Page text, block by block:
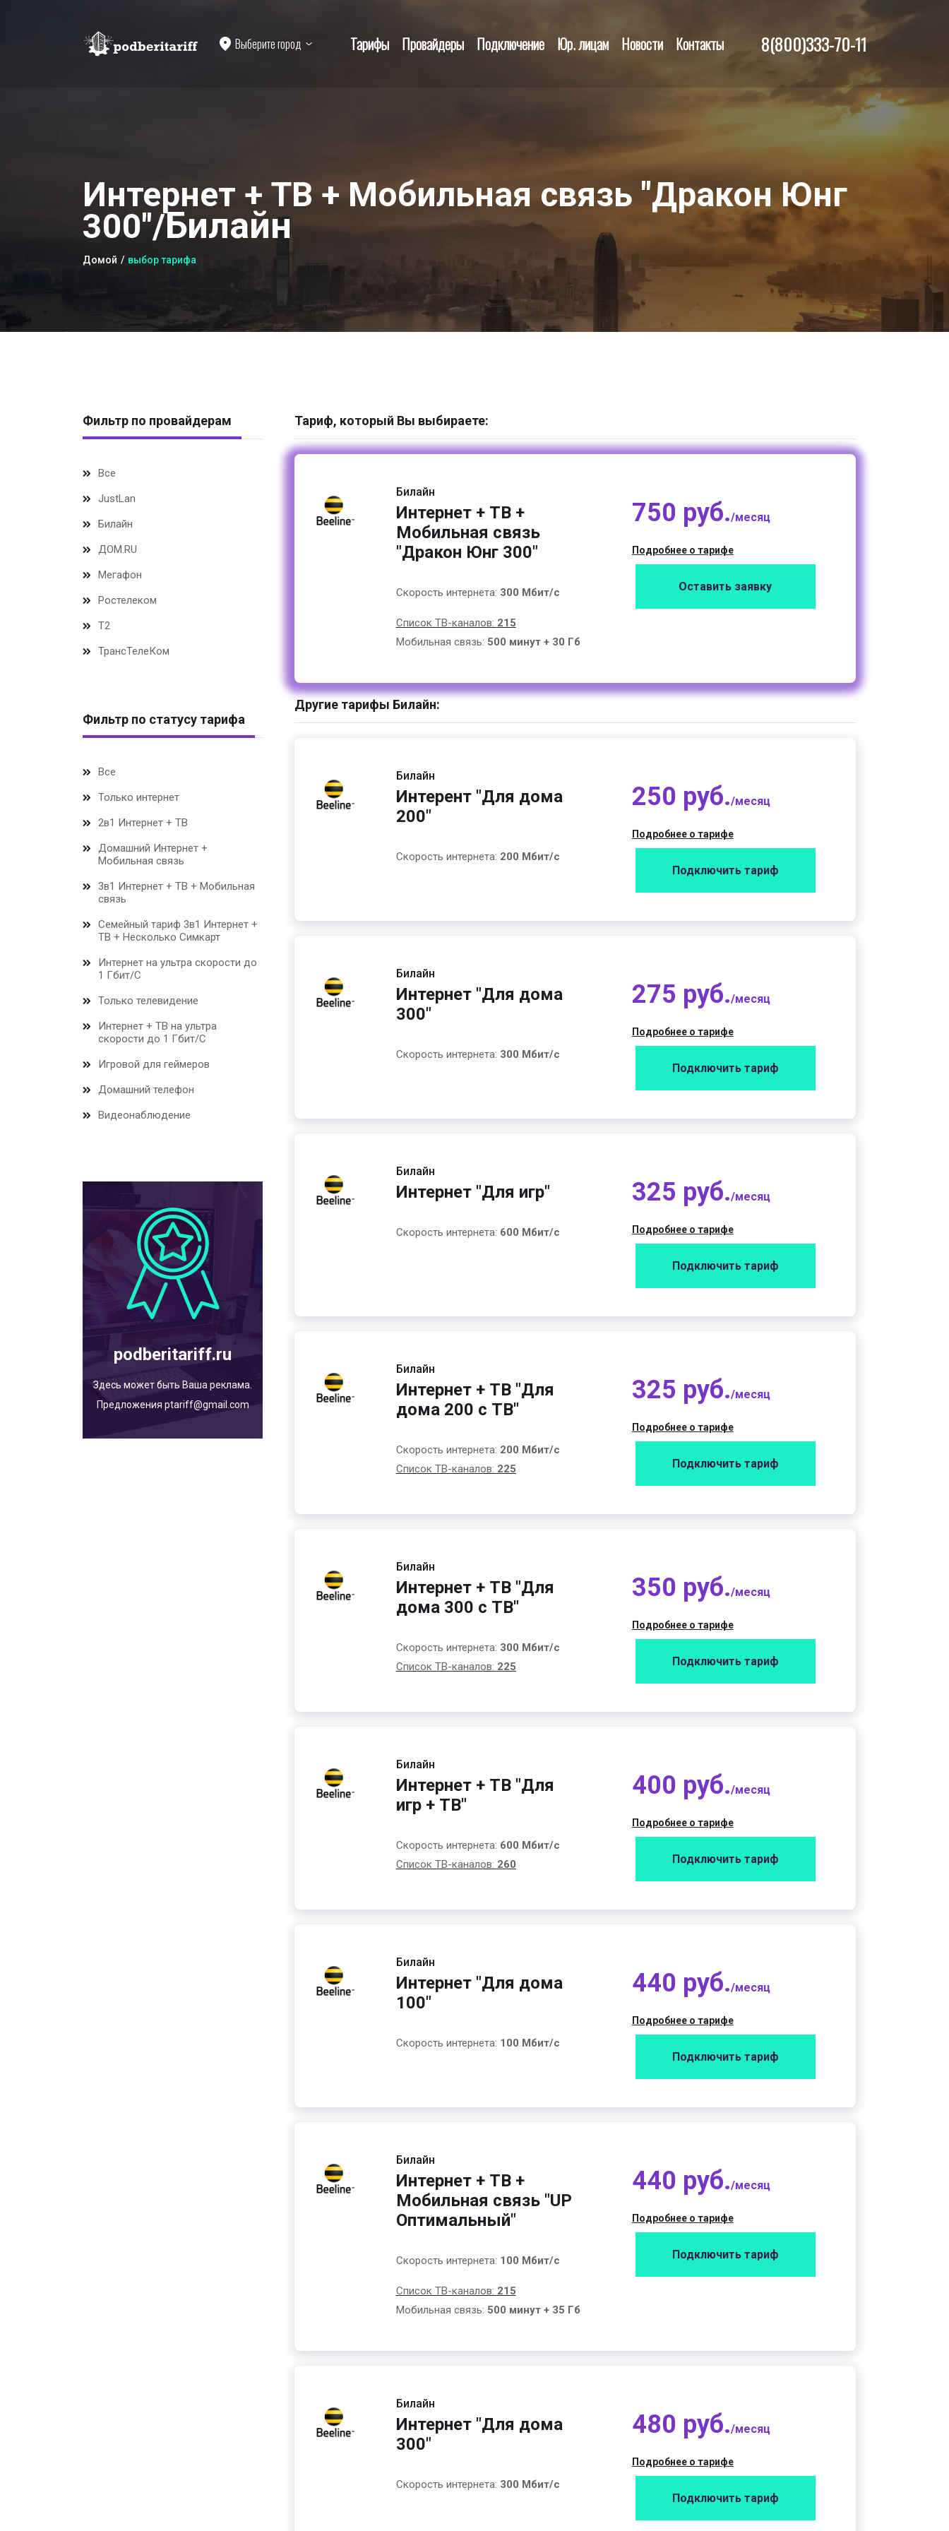
Выберите город Тарифы Провайдеры Подключение Юр. лицам Новости Контакты 8(800)333-70-11
Интернет + ТВ + Мобильная связь "Дракон Юнг
300"/Билайн
Домой выбор тарифа
Фильтр по провайдерам
Все
JustLan
Билайн
ДОМ.RU
Мегафон
Ростелеком
Т2
ТрансТелеКом
Фильтр по статусу тарифа
Все
Только интернет
2в1 Интернет + ТВ
Домашний Интернет +
Мобильная связь
3в1 Интернет + ТВ + Мобильная
связь
Семейный тариф 3в1 Интернет +
ТВ + Несколько Симкарт
Интернет на ультра скорости до
1 Гбит/С
Только телевидение
Интернет + ТВ на ультра
скорости до 1 Гбит/С
Игровой для геймеров
Домашний телефон
Видеонаблюдение
podberitariff.ru
Здесь может быть Ваша реклама.
Предложения ptariff@gmail.com
Тариф, который Вы выбираете:
Билайн
Интернет + ТВ +
Мобильная связь
"Дракон Юнг 300"
Скорость интернета: 300 Мбит/с
Список ТВ-каналов: 215
Мобильная связь: 500 минут + 30 Гб
750 руб./месяц
Подробнее о тарифе
Оставить заявку
Другие тарифы Билайн:
Билайн
Интерент "Для дома
200"
Скорость интернета: 200 Мбит/с
250 руб./месяц
Подробнее о тарифе
Подключить тариф
Билайн
Интернет "Для дома
300"
Скорость интернета: 300 Мбит/с
275 руб./месяц
Подробнее о тарифе
Подключить тариф
Билайн
Интернет "Для игр"
Скорость интернета: 600 Мбит/с
325 руб./месяц
Подробнее о тарифе
Подключить тариф
Билайн
Интернет + ТВ "Для
дома 200 с ТВ"
Скорость интернета: 200 Мбит/с
Список ТВ-каналов: 225
325 руб./месяц
Подробнее о тарифе
Подключить тариф
Билайн
Интернет + ТВ "Для
дома 300 с ТВ"
Скорость интернета: 300 Мбит/с
Список ТВ-каналов: 225
350 руб./месяц
Подробнее о тарифе
Подключить тариф
Билайн
Интернет + ТВ "Для
игр + ТВ"
Скорость интернета: 600 Мбит/с
Список ТВ-каналов: 260
400 руб./месяц
Подробнее о тарифе
Подключить тариф
Билайн
Интернет "Для дома
100"
Скорость интернета: 100 Мбит/с
440 руб./месяц
Подробнее о тарифе
Подключить тариф
Билайн
Интернет + ТВ +
Мобильная связь "UP
Оптимальный"
Скорость интернета: 100 Мбит/с
Список ТВ-каналов: 215
Мобильная связь: 500 минут + 35 Гб
440 руб./месяц
Подробнее о тарифе
Подключить тариф
Билайн
Интернет "Для дома
300"
Скорость интернета: 300 Мбит/с
480 руб./месяц
Подробнее о тарифе
Подключить тариф